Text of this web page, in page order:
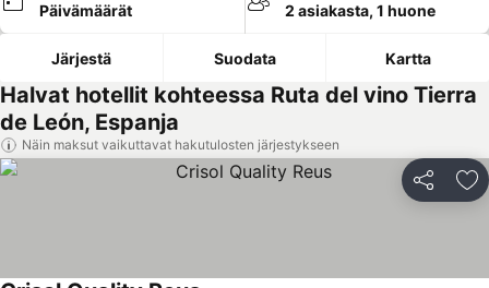
Päivämäärät 2 asiakasta, 1 huone
Järjestä Suodata Kartta
Halvat hotellit kohteessa Ruta del vino Tierra
de León, Espanja
Näin maksut vaikuttavat hakutulosten järjestykseen
Jaa